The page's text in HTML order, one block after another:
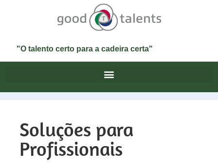
"O talento certo para a cadeira certa"
Soluções para
Profissionais